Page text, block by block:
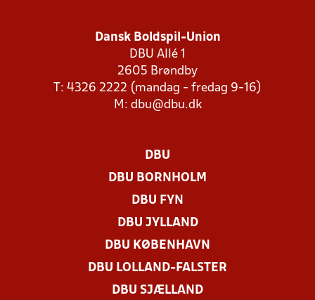
Dansk Boldspil-Union
DBU Allé 1
2605 Brøndby
T: 4326 2222 (mandag - fredag 9-16)
M: dbu@dbu.dk
DBU
DBU BORNHOLM
DBU FYN
DBU JYLLAND
DBU KØBENHAVN
DBU LOLLAND-FALSTER
DBU SJÆLLAND